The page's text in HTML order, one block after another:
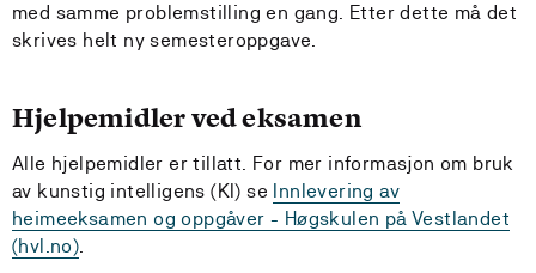
med samme problemstilling en gang. Etter dette må det
skrives helt ny semesteroppgave.
Hjelpemidler ved eksamen
Alle hjelpemidler er tillatt. For mer informasjon om bruk
av kunstig intelligens (KI) se Innlevering av
heimeeksamen og oppgåver - Høgskulen på Vestlandet
(hvl.no).